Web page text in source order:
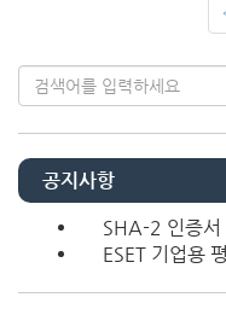
공지사항
SHA-2 인증
ESET 기업용